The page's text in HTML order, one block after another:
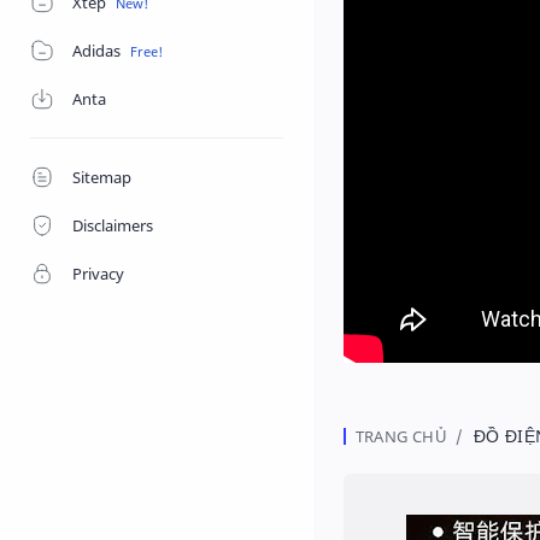
Adidas
Anta
Sitemap
Disclaimers
Privacy
ĐỒ